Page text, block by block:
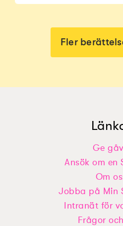
Nellys önskan: ”Bygga
Ardawans önskan:
Fler
Ge
Ansök om en
Om
Jobba på Min
Intranät för
Frågor